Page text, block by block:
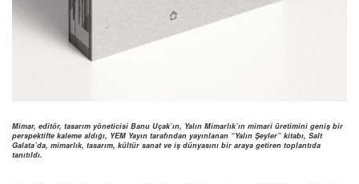
Mimar, editör, tasarım yöneticisi Banu Uçak’ın, Yalın Mimarlık’ın mimari üretimini geniş bir
perspektifte kaleme aldığı, YEM Yayın tarafından yayınlanan “Yalın Şeyler” kitabı, Salt
Galata’da, mimarlık, tasarım, kültür sanat ve iş dünyasını bir araya getiren toplantıda
tanıtıldı.